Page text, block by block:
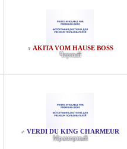
♀ AKITA VOM HAUSE BOSS
Черный
♂ VERDI DU KING CHARMEUR
Мраморный